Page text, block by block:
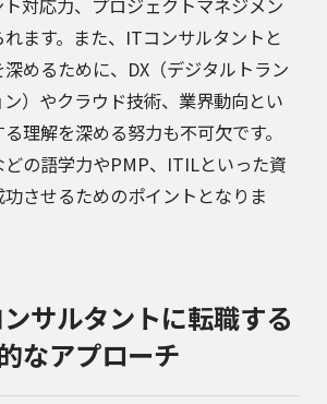
対応力、プロジェクトマネジメン
れます。また、ITコンサルタントと
めるために、DX（デジタルトラン
）やクラウド技術、業界動向とい
理解を深める努力も不可欠です。
どの語学力やPMP、ITILといった資
させるためのポイントとなりま
サルタントに転職する
なアプローチ